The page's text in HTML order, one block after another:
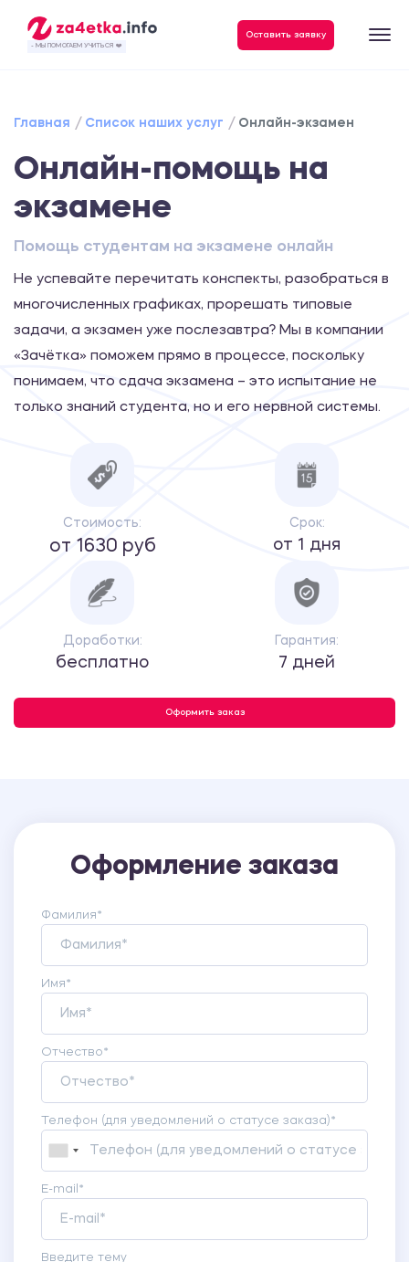
- МЫ ПОМОГАЕМ УЧИТЬСЯ ❤️
Оставить заявку
Главная Список наших услуг Онлайн-экзамен
Онлайн-помощь на
экзамене
Помощь студентам на экзамене онлайн
Не успевайте перечитать конспекты, разобраться в
многочисленных графиках, прорешать типовые
задачи, а экзамен уже послезавтра? Мы в компании
«Зачётка» поможем прямо в процессе, поскольку
понимаем, что сдача экзамена – это испытание не
только знаний студента, но и его нервной системы.
Стоимость:
от 1630 руб
Срок:
от 1 дня
Доработки:
бесплатно
Гарантия:
7 дней
Оформить заказ
Оформление заказа
Фамилия*
Имя*
Отчество*
Телефон (для уведомлений о статусе заказа)*
E-mail*
Введите тему